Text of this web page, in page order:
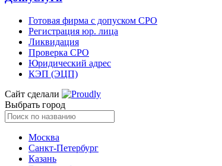
Готовая фирма с допуском СРО
Регистрация юр. лица
Ликвидация
Проверка СРО
Юридический адрес
КЭП (ЭЦП)
Сайт сделали
Выбрать город
Москва
Санкт-Петербург
Казань